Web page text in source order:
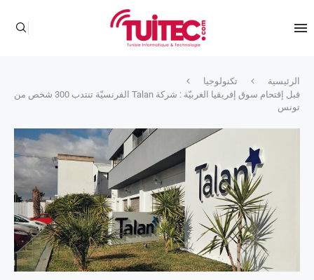
الرئيسية
تكنولوجيا
قبل إقتحام سوق إفريقيا الغربيّة : شركة Talan الفرنسيّة تنتدب 300 شخص من
تونس